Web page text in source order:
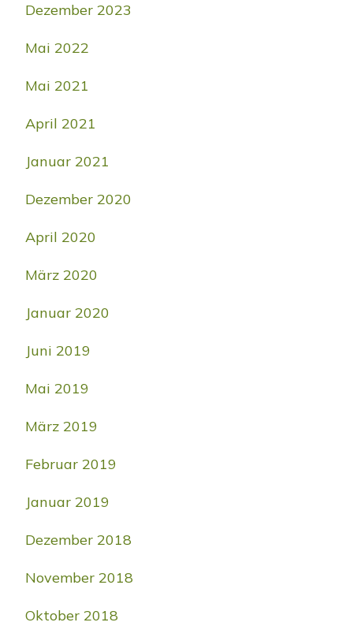
Dezember 2023
Mai 2022
Mai 2021
April 2021
Januar 2021
Dezember 2020
April 2020
März 2020
Januar 2020
Juni 2019
Mai 2019
März 2019
Februar 2019
Januar 2019
Dezember 2018
November 2018
Oktober 2018